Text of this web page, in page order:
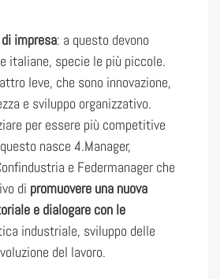
impresa: a questo devono
italiane, specie le più piccole.
leve, che sono innovazione,
e sviluppo organizzativo.
per essere più competitive
nasce 4.Manager,
e Federmanager che
di promuovere una nuova
e dialogare con le
industriale, sviluppo delle
del lavoro.